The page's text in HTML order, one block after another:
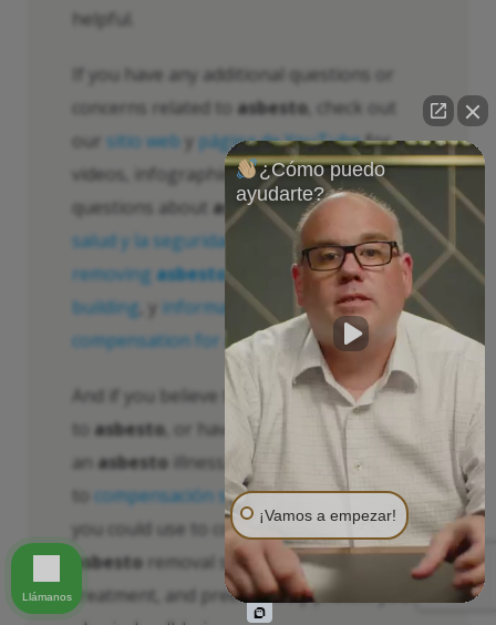
helpful.
If you have any additional questions or
concerns related to asbesto , check out
our sitio web y página de YouTubefor
videos, infographics and answers to your
questions about asbesto, incluida lala
salud y la seguridad
asbestopruebas,
removing asbestofrom your home and
building , y información legal sobre
compensation for asbesto lesiones
And if you believe that you were exposed
to asbesto , or have been diagnosed with
an asbesto illness, you could be entitled
to compensación significativa—money
you could use to cover the costs of
asbesto removal services, pay for medical
treatment, and preemptively protect your
¿Cómo puedo
ayudarte?
¡Vamos a empezar!
Llámanos